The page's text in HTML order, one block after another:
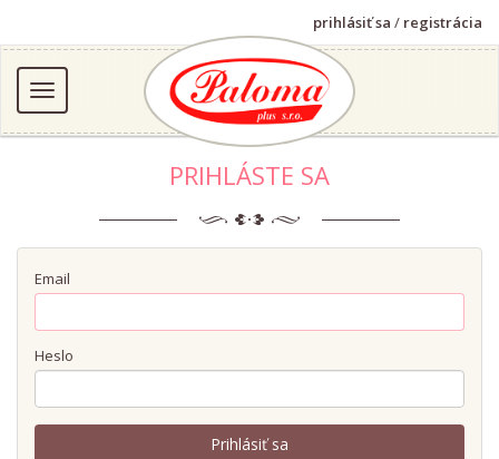
prihlásiť sa / registrácia
PRIHLÁSTE SA
Email
Heslo